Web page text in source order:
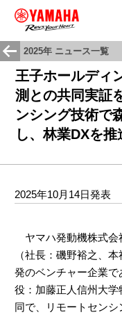
2025年 ニュース一覧
王子ホールディ
測との共同実証
ンシング技術で
し、林業DXを推
2025年10月14日発表
ヤマハ発動機株式会
（社長：磯野裕之、
発のベンチャー企業
役：加藤正人信州大
同で、リモートセン